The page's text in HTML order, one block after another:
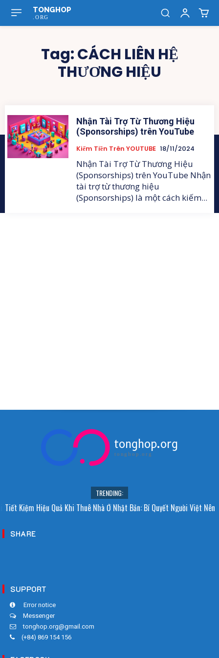
TONGHOP
.ORG
Tag:CÁCH LIÊN HỆ
THƯƠNG HIỆU
Nhận Tài Trợ Từ Thương Hiệu
(Sponsorships) trên YouTube
Kiếm Tiền Trên YOUTUBE 18/11/2024
Nhận Tài Trợ Từ Thương Hiệu
(Sponsorships) trên YouTube Nhận
tài trợ từ thương hiệu
(Sponsorships) là một cách kiếm...
tonghop.org
tonghop.org
TRENDING:
Sao Người Nhật Không Ăn Hoa Quả Tự Trồng? Sự Thật Bất Ngờ Đằng
Tiết Kiệm Hiệu Quả Khi Thuê Nhà Ở Nhật Bản: Bí Quyết Người Việt Nên
SHARE
SUPPORT
Error notice
Messenger
tonghop.org@gmail.com
(+84) 869 154 156